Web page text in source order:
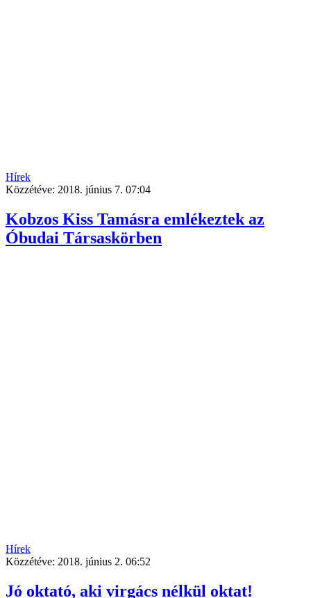
Hírek
Közzétéve: 2018. június 7. 07:04
Kobzos Kiss Tamásra emlékeztek az
Óbudai Társaskörben
Hírek
Közzétéve: 2018. június 2. 06:52
Jó oktató, aki virgács nélkül oktat!